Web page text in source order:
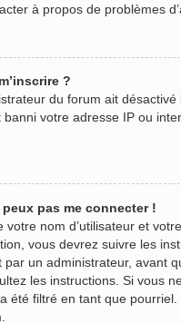
à propos de problèmes
?
du forum ait
votre adresse IP ou
pas me connecter !
nom d’utilisateur et
vous devrez suivre les
un administrateur, avant
les instructions. Si vous
été filtré en tant que